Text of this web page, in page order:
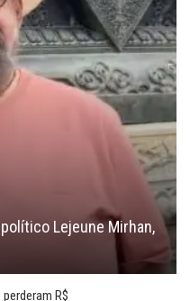
Lejeune Mirhan,
R$